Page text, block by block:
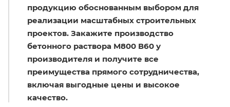
продукцию обоснованным выбором для
реализации масштабных строительных
проектов. Закажите производство
бетонного раствора М800 В60 у
производителя и получите все
преимущества прямого сотрудничества,
включая выгодные цены и высокое
качество.